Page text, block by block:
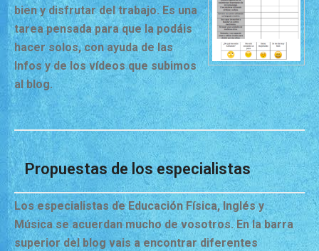
bien y disfrutar del trabajo. Es una
tarea pensada para que la podáis
hacer solos, con ayuda de las
Infos y de los vídeos que subimos
al blog.
Propuestas de los especialistas
Los especialistas de Educación Física, Inglés y
Música se acuerdan mucho de vosotros. En la barra
superior del blog vais a encontrar diferentes